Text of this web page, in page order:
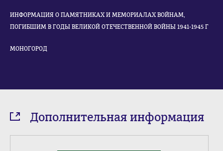
ИНФОРМАЦИЯ О ПАМЯТНИКАХ И МЕМОРИАЛАХ ВОЙНАМ,
ПОГИБШИМ В ГОДЫ ВЕЛИКОЙ ОТЕЧЕСТВЕННОЙ ВОЙНЫ 1941-1945 Г
МОНОГОРОД
Дополнительная информация